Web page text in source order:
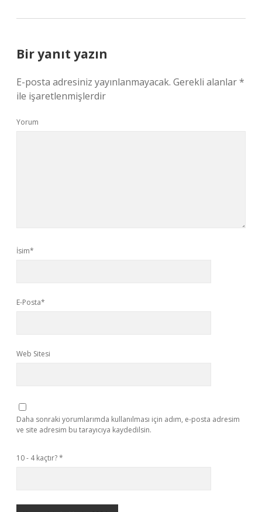
Bir yanıt yazın
E-posta adresiniz yayınlanmayacak. Gerekli alanlar*
ile işaretlenmişlerdir
Yorum
İsim*
E-Posta*
Web Sitesi
Daha sonraki yorumlarımda kullanılması için adım, e-posta adresim
ve site adresim bu tarayıcıya kaydedilsin.
10 - 4 kaçtır?*